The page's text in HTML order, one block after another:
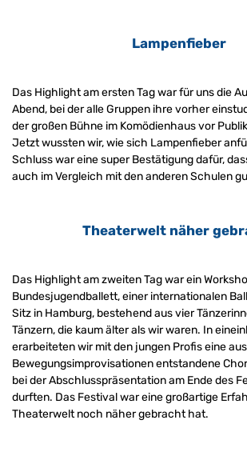
Lampenfieber
Das Highlight am ersten Tag war für uns die
Abend, bei der alle Gruppen ihre vorher
der großen Bühne im Komödienhaus vor
Jetzt wussten wir, wie sich Lampenfieber
Schluss war eine super Bestätigung dafür,
auch im Vergleich mit den anderen Schulen
Theaterwelt näher
Das Highlight am zweiten Tag war ein
Bundesjugendballett, einer internationalen
Sitz in Hamburg, bestehend aus vier
Tänzern, die kaum älter als wir waren. In
erarbeiteten wir mit den jungen Profis eine aus
Bewegungsimprovisationen entstandene
bei der Abschlusspräsentation am Ende des
durften. Das Festival war eine großartige
Theaterwelt noch näher gebracht hat.